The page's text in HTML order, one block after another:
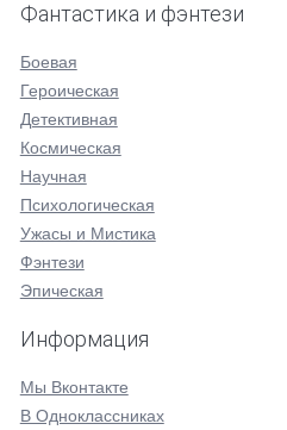
Фантастика и фэнтези
Боевая
Героическая
Детективная
Космическая
Научная
Психологическая
Ужасы и Мистика
Фэнтези
Эпическая
Информация
Мы Вконтакте
В Одноклассниках